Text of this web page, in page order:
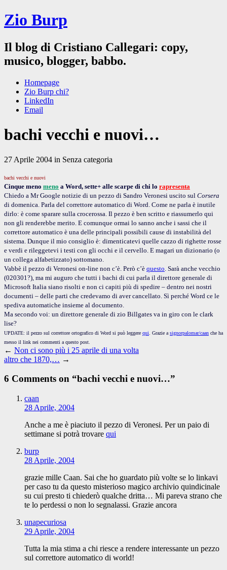
Zio Burp
Il blog di Cristiano Callegari: copy,
musico, blogger, babbo.
Homepage
Zio Burp chi?
LinkedIn
Email
bachi vecchi e nuovi…
27 Aprile 2004 in Senza categoria
bachi vecchi e nuovi
Cinque meno meno a Word, sette+ alle scarpe di chi lo rapresenta
Chiedo a Mr Google notizie di un pezzo di Sandro Veronesi uscito sul Corsera
di domenica. Parla del correttore automatico di Word. Come ne parla è inutile
dirlo: è come sparare sulla crocerossa. Il pezzo è ben scritto e riassumerlo qui
non gli renderebbe merito. E comunque ormai lo sanno anche i sassi che il
correttore automatico è una delle principali possibili cause di instabilità del
sistema. Dunque il mio consiglio è: dimenticatevi quelle cazzo di righette rosse
e verdi e rileggetevi i testi con gli occhi e il cervello. E magari un dizionario (o
un collega alfabetizzato) sottomano.
Vabbè il pezzo di Veronesi on-line non c’è. Però c’è questo . Sarà anche vecchio
(020301?), ma mi auguro che tutti i bachi di cui parla il direttore generale di
Microsoft Italia siano risolti e non ci capiti più di spedire – dentro nei nostri
documenti – delle parti che credevamo di aver cancellato. Sì perché Word ce le
spediva automatiche insieme al documento.
Ma secondo voi: un direttore generale di zio Billgates va in giro con le clark
lise?
UPDATE: il pezzo sul correttore ortografico di Word si può leggere qui . Grazie a signorpalomar/caan che ha
messo il link nei commenti a questo post.
← Non ci sono più i 25 aprile di una volta
altro che 1870,… →
6 Comments on “bachi vecchi e nuovi…”
caan
28 Aprile, 2004
Anche a me è piaciuto il pezzo di Veronesi. Per un paio di
settimane si potrà trovare qui
burp
28 Aprile, 2004
grazie mille Caan. Sai che ho guardato più volte se lo linkavi
per caso tu da questo misterioso magico archivio quindicinale
su cui presto ti chiederò qualche dritta… Mi pareva strano che
te lo perdessi o non lo segnalassi. Grazie ancora
unapecuriosa
29 Aprile, 2004
Tutta la mia stima a chi riesce a rendere interessante un pezzo
sul correttore automatico di world!